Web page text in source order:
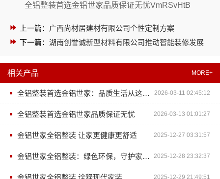
全铝整装首选金铝世家品质保证无忧VmRSvHtB
上一篇： 广西尚材居建材有限公司个性定制方案
下一篇： 湖南创誉诚新型材料有限公司推动智能装修发展
相关产品 MORE+
全铝整装首选金铝世家：品质生活从这里开始 2026-03-11 02:45:12
全铝整装首选金铝世家品质保证无忧 2026-03-13 01:01:27
金铝世家全铝整装 让家更健康更舒适 2025-12-27 03:31:57
金铝世家全铝整装：绿色环保，守护家人健康 2025-12-28 23:32:37
金铝世家全铝整装 诠释现代家装 2025-12-29 21:49:51